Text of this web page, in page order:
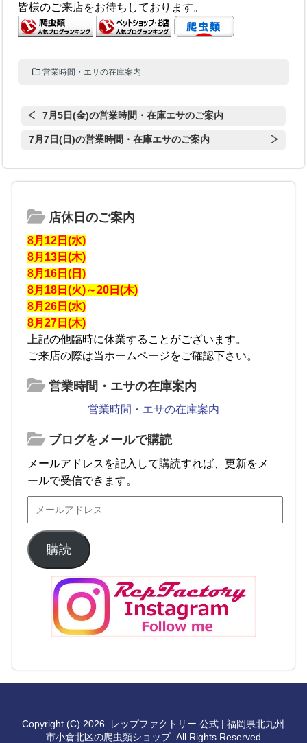
皆様のご来店をお待ちしております。
営業時間・エサの在庫案内
7月5日(金)の営業時間・在庫エサのご案内
7月7日(日)の営業時間・在庫エサのご案内
店休日のご案内
8月12日(水)
8月13日(木)
8月16日(日)
8月18日(火)～20日(木)
8月26日(水)
8月27日(木)
上記の他臨時に休業することがございます。
ご来店の際は当ホームページをご確認下さい。
営業時間・エサの在庫案内
営業時間・エサの在庫案内
ブログをメールで購読
メールアドレスを記入して購読すれば、更新をメ
ールで受信できます。
購読
Copyright (C) 2026 レップファクトリー 公式 | 福岡県北九州
市小倉北区の爬虫類ショップAll Rights Reserved